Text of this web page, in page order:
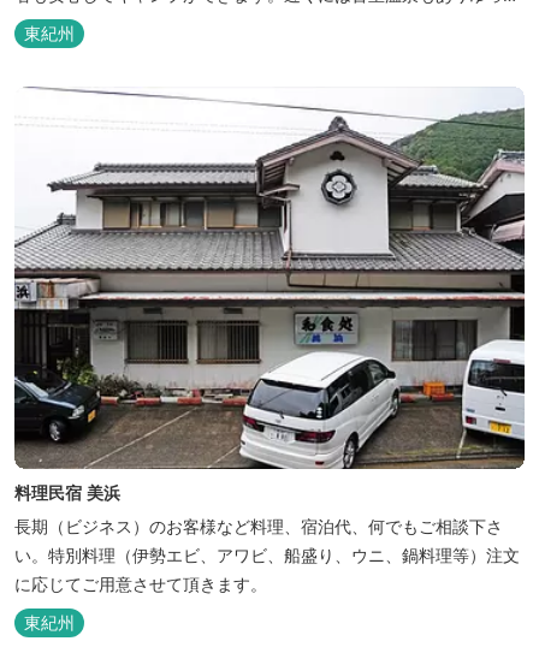
りのんびり過ごしたい方に最高！
東紀州
料理民宿 美浜
長期（ビジネス）のお客様など料理、宿泊代、何でもご相談下さ
い。特別料理（伊勢エビ、アワビ、船盛り、ウニ、鍋料理等）注文
に応じてご用意させて頂きます。
東紀州